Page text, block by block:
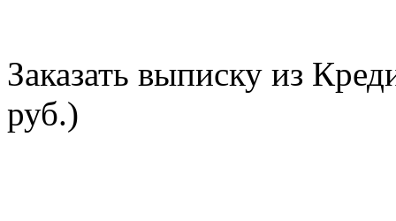
Заказать выписку из
руб.)